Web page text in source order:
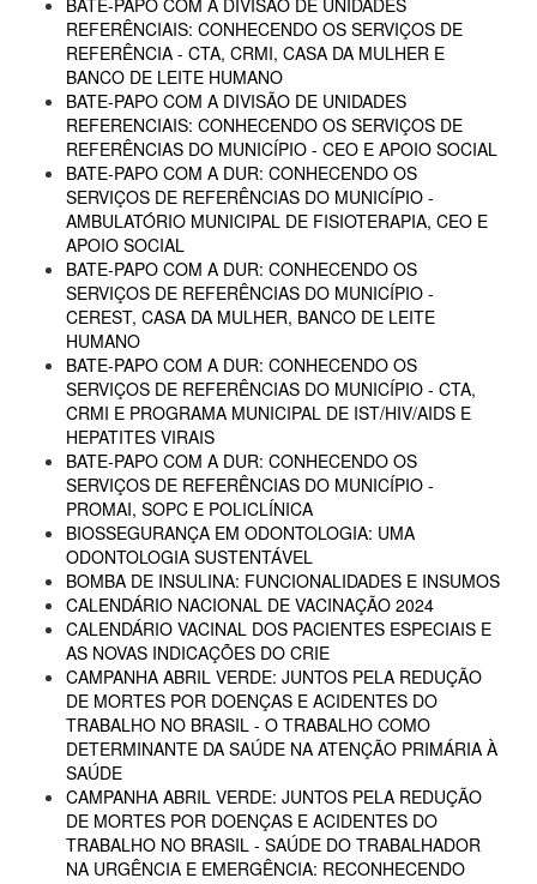
BATE-PAPO COM A DIVISÃO DE UNIDADES
REFERÊNCIAIS: CONHECENDO OS SERVIÇOS DE
REFERÊNCIA - CTA, CRMI, CASA DA MULHER E
BANCO DE LEITE HUMANO
BATE-PAPO COM A DIVISÃO DE UNIDADES
REFERENCIAIS: CONHECENDO OS SERVIÇOS DE
REFERÊNCIAS DO MUNICÍPIO - CEO E APOIO SOCIAL
BATE-PAPO COM A DUR: CONHECENDO OS
SERVIÇOS DE REFERÊNCIAS DO MUNICÍPIO -
AMBULATÓRIO MUNICIPAL DE FISIOTERAPIA, CEO E
APOIO SOCIAL
BATE-PAPO COM A DUR: CONHECENDO OS
SERVIÇOS DE REFERÊNCIAS DO MUNICÍPIO -
CEREST, CASA DA MULHER, BANCO DE LEITE
HUMANO
BATE-PAPO COM A DUR: CONHECENDO OS
SERVIÇOS DE REFERÊNCIAS DO MUNICÍPIO - CTA,
CRMI E PROGRAMA MUNICIPAL DE IST/HIV/AIDS E
HEPATITES VIRAIS
BATE-PAPO COM A DUR: CONHECENDO OS
SERVIÇOS DE REFERÊNCIAS DO MUNICÍPIO -
PROMAI, SOPC E POLICLÍNICA
BIOSSEGURANÇA EM ODONTOLOGIA: UMA
ODONTOLOGIA SUSTENTÁVEL
BOMBA DE INSULINA: FUNCIONALIDADES E INSUMOS
CALENDÁRIO NACIONAL DE VACINAÇÃO 2024
CALENDÁRIO VACINAL DOS PACIENTES ESPECIAIS E
AS NOVAS INDICAÇÕES DO CRIE
CAMPANHA ABRIL VERDE: JUNTOS PELA REDUÇÃO
DE MORTES POR DOENÇAS E ACIDENTES DO
TRABALHO NO BRASIL - O TRABALHO COMO
DETERMINANTE DA SAÚDE NA ATENÇÃO PRIMÁRIA À
SAÚDE
CAMPANHA ABRIL VERDE: JUNTOS PELA REDUÇÃO
DE MORTES POR DOENÇAS E ACIDENTES DO
TRABALHO NO BRASIL - SAÚDE DO TRABALHADOR
NA URGÊNCIA E EMERGÊNCIA: RECONHECENDO